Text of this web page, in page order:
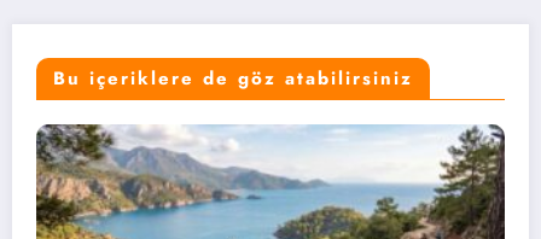
Bu içeriklere de göz atabilirsiniz